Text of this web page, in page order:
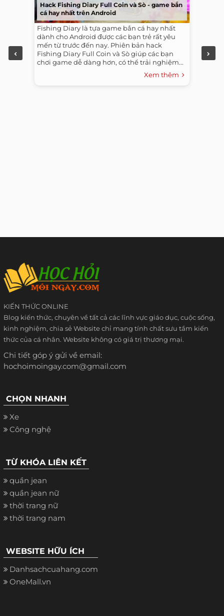
Hack Fishing Diary Full Coin và Sò - game bắn
cá hay nhất trên Android
Fishing Diary là tựa game bắn cá hay nhất
dành cho Android được các bạn trẻ rất yêu
mến từ trước đến nay. Phiên bản hack
Fishing Diary Full Coin và Sò giúp các bạn
chơi game dễ dàng hơn, có thể trải nghiệm...
Xem thêm
KIẾN THỨC ONLINE
Blog kiến thức, chuyên về tất cả các lĩnh vực giáo dục, cuộc sống,
kinh nghiệm, chia sẻ Website chỉ mang tính chất sưu tầm kiến
thức của cá nhân. Website không có giá trị thương mại.
Chi tiết góp ý gửi về email:
hochoimoingay.com@gmail.com
CHỌN NHANH
Xe
Công nghệ
TỪ KHÓA LIÊN KẾT
quần jean
quần jean nữ
thời trang nữ
thời trang nam
WEBSITE HỮU ÍCH
Danhsachcuahang.com
OneMall.vn